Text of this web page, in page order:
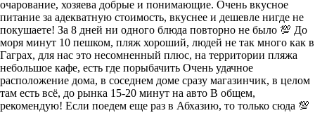
очарование, хозяева добрые и понимающие. Очень вкусное
питание за адекватную стоимость, вкуснее и дешевле нигде не
покушаете! За 8 дней ни одного блюда повторно не было 💯 До
моря минут 10 пешком, пляж хороший, людей не так много как в
Гаграх, для нас это несомненный плюс, на территории пляжа
небольшое кафе, есть где порыбачить Очень удачное
расположение дома, в соседнем доме сразу магазинчик, в целом
там есть всё, до рынка 15-20 минут на авто В общем,
рекомендую! Если поедем еще раз в Абхазию, то только сюда 💯